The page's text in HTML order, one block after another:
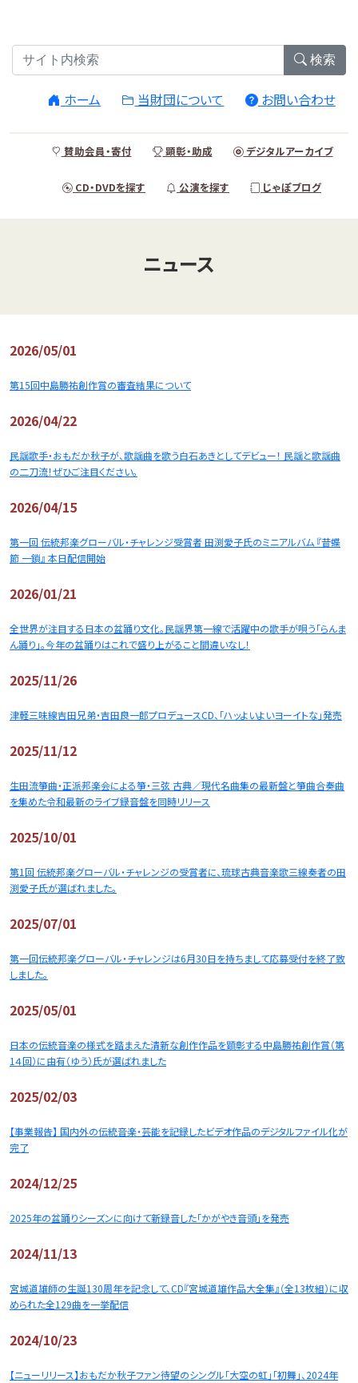
検索
ホーム 当財団について お問い合わせ
賛助会員・寄付 顕彰・助成 デジタルアーカイブ
CD・DVDを探す 公演を探す じゃぽブログ
ニュース
2026/05/01
第15回中島勝祐創作賞の審査結果について
2026/04/22
民謡歌手・おもだか秋子が、歌謡曲を歌う白石あきとしてデビュー！ 民謡と歌謡曲
の二刀流！ぜひご注目ください。
2026/04/15
第一回 伝統邦楽グローバル・チャレンジ受賞者 田渕愛子氏のミニアルバム 『昔蝶
節 一鎖』 本日配信開始
2026/01/21
全世界が注目する日本の盆踊り文化。民謡界第一線で活躍中の歌手が唄う「らんま
ん踊り」。今年の盆踊りはこれで盛り上がること間違いなし！
2025/11/26
津軽三味線吉田兄弟・吉田良一郎プロデュースCD、「ハッよいよいヨーイトな」発売
2025/11/12
生田流箏曲・正派邦楽会による箏・三弦 古典／現代名曲集の最新盤と箏曲合奏曲
を集めた令和最新のライブ録音盤を同時リリース
2025/10/01
第1回 伝統邦楽グローバル・チャレンジの受賞者に、琉球古典音楽歌三線奏者の田
渕愛子氏が選ばれました。
2025/07/01
第一回伝統邦楽グローバル・チャレンジは6月30日を持ちまして応募受付を終了致
しました。
2025/05/01
日本の伝統音楽の様式を踏まえた清新な創作作品を顕彰する中島勝祐創作賞（第
1４回）に由有（ゆう）氏が選ばれました
2025/02/03
【事業報告】 国内外の伝統音楽・芸能を記録したビデオ作品のデジタルファイル化が
完了
2024/12/25
2025年の盆踊りシーズンに向けて新録音した「かがやき音頭」を発売
2024/11/13
宮城道雄師の生誕130周年を記念して、CD『宮城道雄作品大全集』（全13枚組）に収
められた全129曲を一挙配信
2024/10/23
【ニューリリース】おもだか秋子ファン待望のシングル「大空の虹」「初舞」、2024年